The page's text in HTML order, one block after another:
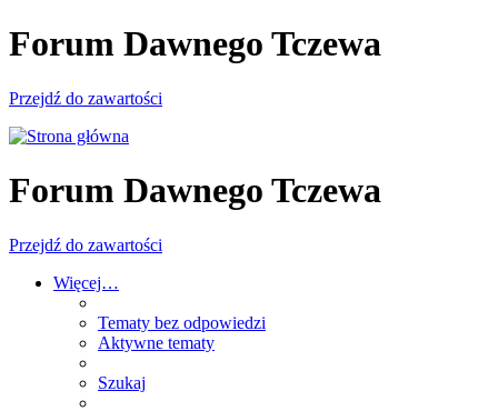
Forum Dawnego Tczewa
Przejdź do zawartości
Forum Dawnego Tczewa
Przejdź do zawartości
Więcej…
Tematy bez odpowiedzi
Aktywne tematy
Szukaj